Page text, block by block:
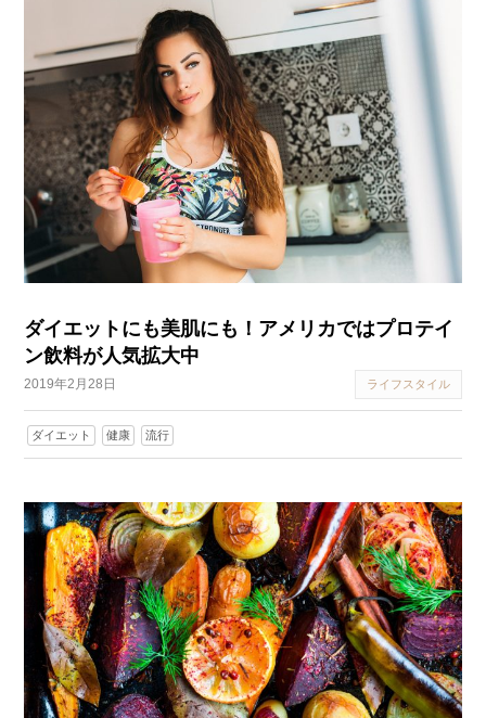
ダイエットにも美肌にも！アメリカではプロテイ
ン飲料が人気拡大中
2019年2月28日 ライフスタイル
ダイエット 健康 流行